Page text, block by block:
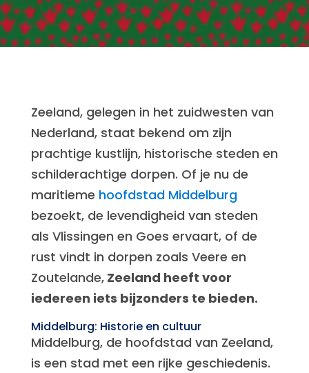
Zeeland, gelegen in het zuidwesten van
Nederland, staat bekend om zijn
prachtige kustlijn, historische steden en
schilderachtige dorpen. Of je nu de
maritieme hoofdstad Middelburg
bezoekt, de levendigheid van steden
als Vlissingen en Goes ervaart, of de
rust vindt in dorpen zoals Veere en
Zoutelande,Zeeland heeft voor
iedereen iets bijzonders te bieden.
Middelburg: Historie en cultuur
Middelburg, de hoofdstad van Zeeland,
is een stad met een rijke geschiedenis.